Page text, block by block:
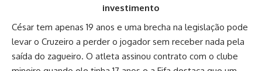
investimento
César tem apenas 19 anos e uma brecha na legislação pode
levar o Cruzeiro a perder o jogador sem receber nada pela
saída do zagueiro. O atleta assinou contrato com o clube